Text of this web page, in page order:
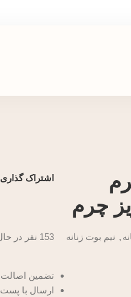
چرم
اشتراک
, نیم بوت زنانه 153 نفر در
تضمین اصالت
ارسال با پست